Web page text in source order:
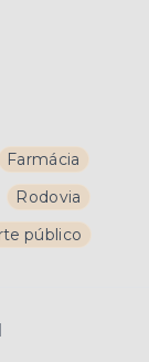
Farmácia
Rodovia
público